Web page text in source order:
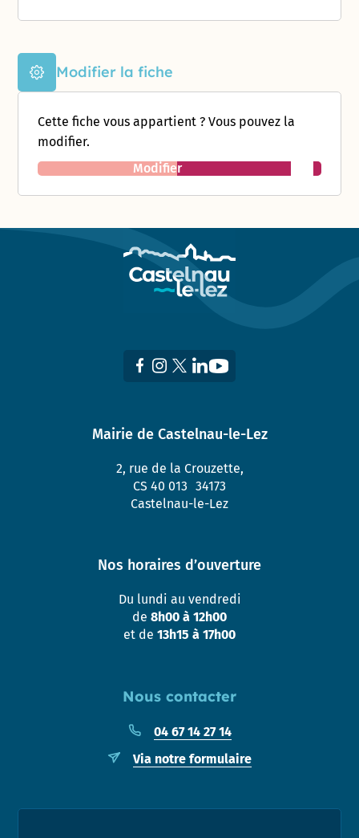
Modifier la fiche
Cette fiche vous appartient ? Vous pouvez la
modifier.
Modifier
Nous contacter
04 67 14 27 14
Via notre formulaire
Mairie de Castelnau-le-Lez
2, rue de la Crouzette,
CS 40 013 34173
Castelnau-le-Lez
Nos horaires d’ouverture
Du lundi au vendredi
de 8h00 à 12h00
et de 13h15 à 17h00